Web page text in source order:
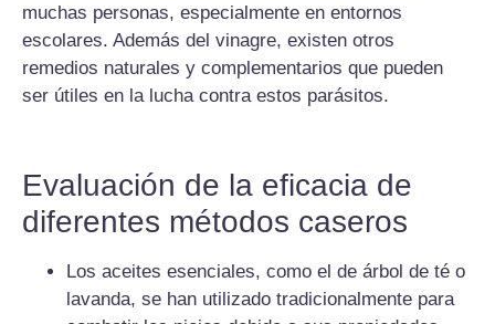
muchas personas, especialmente en entornos
escolares. Además del vinagre, existen otros
remedios naturales y complementarios que pueden
ser útiles en la lucha contra estos parásitos.
Evaluación de la eficacia de
diferentes métodos caseros
Los aceites esenciales, como el de árbol de té o
lavanda, se han utilizado tradicionalmente para